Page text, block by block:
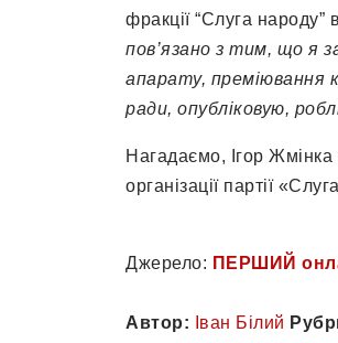
фракції “Слуга народу”
пов’язано з тим, що я
апарату, преміювання
ради, опубліковую,
Нагадаємо, Ігор
організації партії
Джерело: ПЕРШИЙ
Автор: Іван Білий